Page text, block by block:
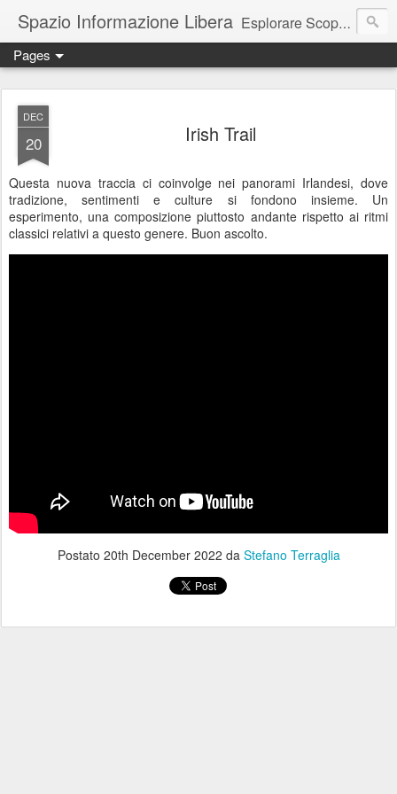
Spazio Informazione Libera Esplorare Scoprire Creare
Escursioni, viaggi, arte, tecnologia, attualità
Pages
DEC
20 Irish Trail
Questa nuova traccia ci coinvolge nei panorami Irlandesi, dove
tradizione, sentimenti e culture si fondono insieme. Un
esperimento, una composizione piuttosto andante rispetto ai ritmi
classici relativi a questo genere. Buon ascolto.
Postato 20th December 2022 da Stefano Terraglia